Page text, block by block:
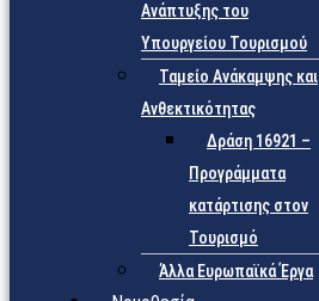
Ανάπτυξης του
Υπουργείου Τουρισμού
Ταμείο Ανάκαμψης και
Ανθεκτικότητας
Δράση 16921 –
Προγράμματα
κατάρτισης στον
Τουρισμό
Άλλα Ευρωπαϊκά Έργα